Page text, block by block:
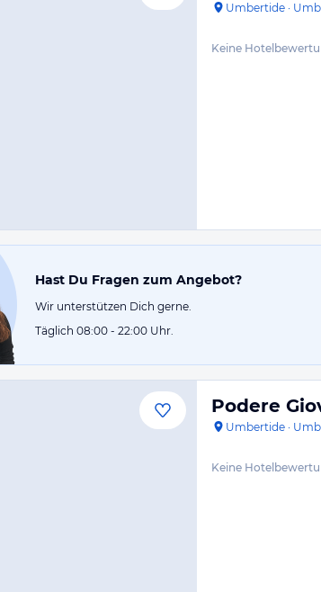
Umbertide ·
Keine
Hast Du Fragen zum Angebot?
Wir unterstützen Dich gerne.
Täglich 08:00 - 22:00 Uhr.
Podere
Umbertide ·
Keine